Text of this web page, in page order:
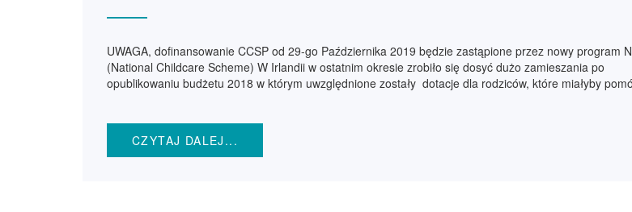
UWAGA, dofinansowanie CCSP od 29-go Października 2019 będzie zastąpione przez nowy program
(National Childcare Scheme) W Irlandii w ostatnim okresie zrobiło się dosyć dużo zamieszania po
opublikowaniu budżetu 2018 w którym uwzględnione zostały dotacje dla rodziców, które miałyby
CZYTAJ DALEJ...